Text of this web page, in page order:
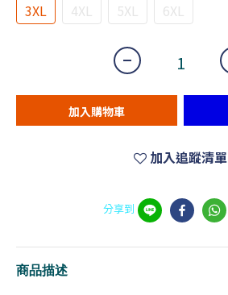
3XL 4XL 5XL 6XL
加入購物車
加入追蹤清單
分享到
商品描述